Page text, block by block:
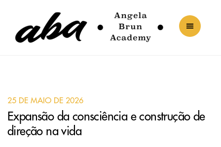
25 DE MAIO DE 2026
Expansão da consciência e construção de
direção na vida